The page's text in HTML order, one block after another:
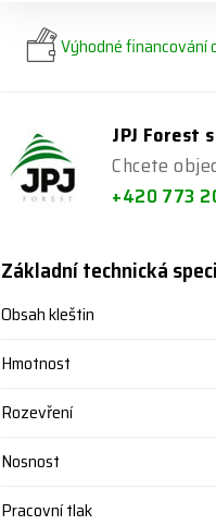
Výhodné financování
JPJ Forest
Chcete
+420 773
Základní technická
Obsah kleštin
Hmotnost
Rozevření
Nosnost
Pracovní tlak